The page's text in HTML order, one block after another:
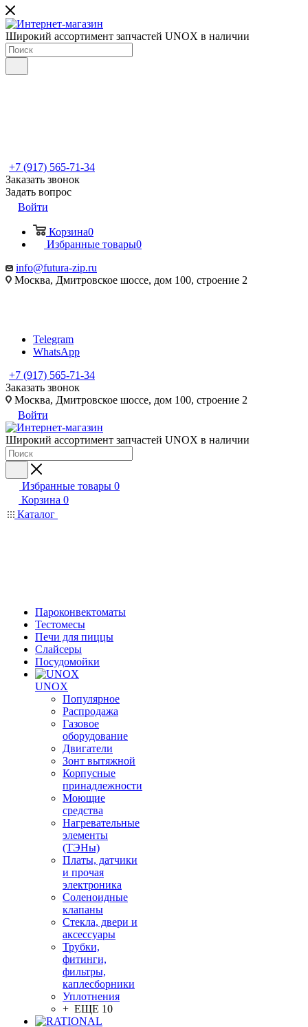
Широкий ассортимент запчастей UNOX в наличии
+7 (917) 565-71-34
Заказать звонок
Задать вопрос
Войти
Корзина0
Избранные товары0
info@futura-zip.ru
Москва, Дмитровское шоссе, дом 100, строение 2
Telegram
WhatsApp
+7 (917) 565-71-34
Заказать звонок
Москва, Дмитровское шоссе, дом 100, строение 2
Войти
Широкий ассортимент запчастей UNOX в наличии
Избранные товары 0
Корзина 0
Каталог
Пароконвектоматы
Тестомесы
Печи для пиццы
Слайсеры
Посудомойки
UNOX
Популярное
Распродажа
Газовое
оборудование
Двигатели
Зонт вытяжной
Корпусные
принадлежности
Моющие
средства
Нагревательные
элементы
(ТЭНы)
Платы, датчики
и прочая
электроника
Соленоидные
клапаны
Стекла, двери и
аксессуары
Трубки,
фитинги,
фильтры,
каплесборники
Уплотнения
+ ЕЩЕ 10